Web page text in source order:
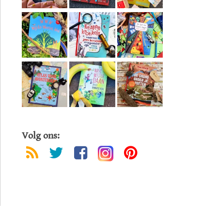
Volg ons: